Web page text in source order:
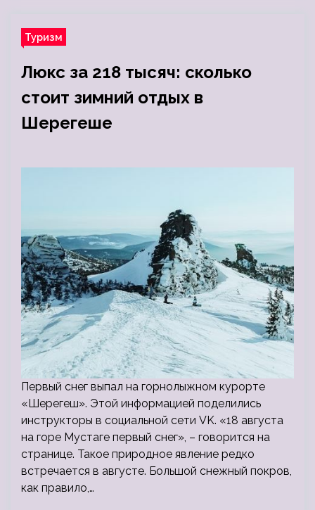
Туризм
Люкс за 218 тысяч: сколько
стоит зимний отдых в
Шерегеше
Первый снег выпал на горнолыжном курорте
«Шерегеш». Этой информацией поделились
инструкторы в социальной сети VK. «18 августа
на горе Мустаге первый снег», – говорится на
странице. Такое природное явление редко
встречается в августе. Большой снежный покров,
как правило,…